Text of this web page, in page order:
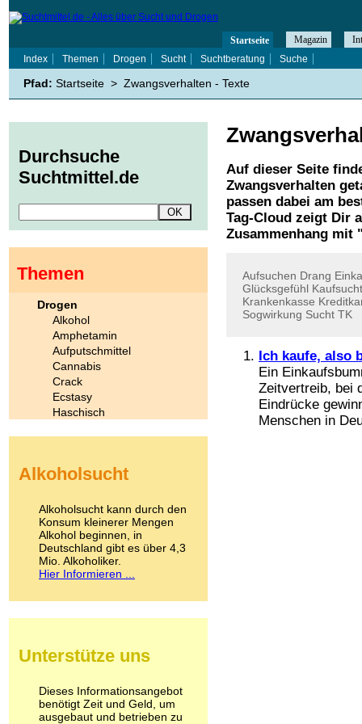
Auf dieser Seite
Zwangsverhalten
passen dabei am
Tag-Cloud zeigt Dir
Zusammenhang mit
Aufsuchen Drang
Glücksgefühl Kaufsucht
Krankenkasse
Sogwirkung Sucht TK
Ich kaufe, also
Ein
Zeitvertreib, bei
Eindrücke
Menschen in
Startseite Magazin
Index
Themen Drogen Sucht Suchtberatung Suche
Pfad: Startseite > Zwangsverhalten - Texte
Durchsuche
Suchtmittel.de
Themen
Drogen
Alkohol
Amphetamin
Aufputschmittel
Cannabis
Crack
Ecstasy
Haschisch
Kokain
LSD
Marihuana
Medikamente
Meskalin
Metamphetamin
Methadon
Pilze
Psychopharmaka
Schlafmittel
Schmerzmittel
Alkoholsucht
Alkoholsucht kann durch den
Konsum kleinerer Mengen
Alkohol beginnen, in
Deutschland gibt es über 4,3
Mio. Alkoholiker.
Hier Informieren ...
Unterstütze uns
Dieses Informationsangebot
benötigt Zeit und Geld, um
ausgebaut und betrieben zu